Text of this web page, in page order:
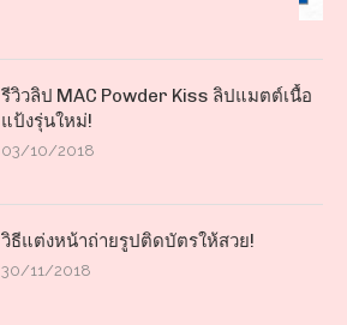
รีวิวลิป MAC Powder Kiss ลิปแมตต์เนื้อ
แป้งรุ่นใหม่!
03/10/2018
วิธีแต่งหน้าถ่ายรูปติดบัตรให้สวย!
30/11/2018